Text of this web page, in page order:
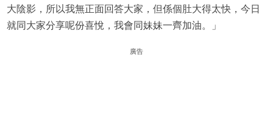
大陰影，所以我無正面回答大家，但係個肚大得太快，今日
就同大家分享呢份喜悅，我會同妹妹一齊加油。」
廣告